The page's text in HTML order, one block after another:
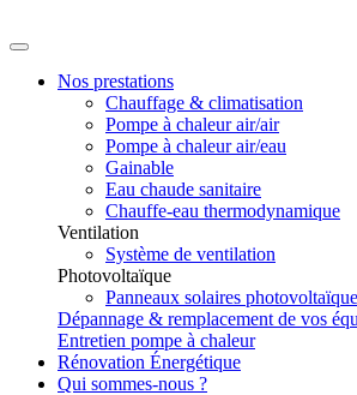
Nos prestations
Chauffage & climatisation
Pompe à chaleur air/air
Pompe à chaleur air/eau
Gainable
Eau chaude sanitaire
Chauffe-eau thermodynamique
Ventilation
Système de ventilation
Photovoltaïque
Panneaux solaires
Dépannage & remplacement de vos
Entretien pompe à chaleur
Rénovation Énergétique
Qui sommes-nous ?